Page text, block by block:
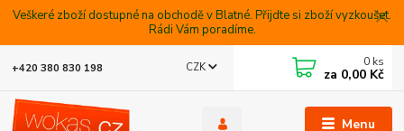
Veškeré zboží dostupné na obchodě v Blatné. Přijdte si zboží vyzkoušet.
Rádi Vám poradíme.
Menu
CZK
+420 380 830 198 0 ks
za 0,00 Kč